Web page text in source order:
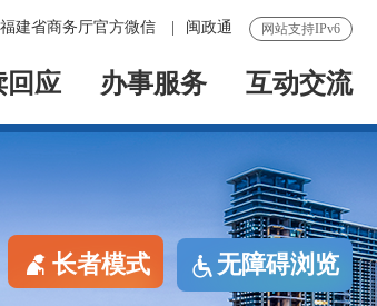
网站支持IPv6
福建省商务厅官方微信 闽政通
回应 办事服务 互动交流
长者模式 无障碍浏览